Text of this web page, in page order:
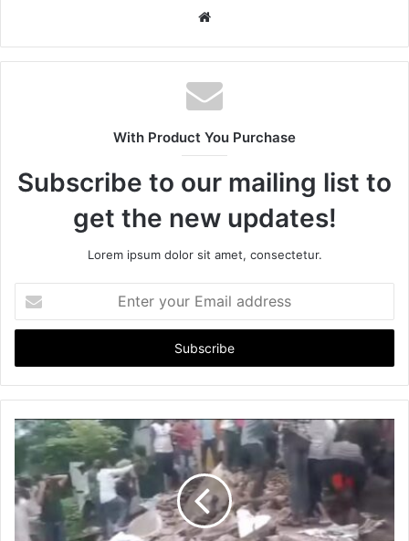
b
s
i
e
With Product You Purchase
Subscribe to our mailing list to
get the new updates!
Lorem ipsum dolor sit amet, consectetur.
t
r
y
u
r
m
a